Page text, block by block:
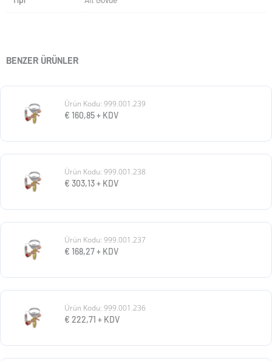
BENZER ÜRÜNLER
Ürün Kodu: 999.001.239
€ 160,85+ KDV
Ürün Kodu: 999.001.238
€ 303,13+ KDV
Ürün Kodu: 999.001.237
€ 168,27+ KDV
Ürün Kodu: 999.001.236
€ 222,71 + KDV